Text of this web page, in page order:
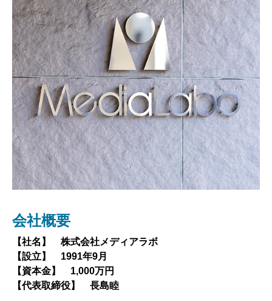
会社概要
【社名】 株式会社メディアラボ
【設立】 1991年9月
【資本金】 1,000万円
【代表取締役】 長島睦
企業理念
「ITを通じて豊かな企業作りに貢献し世代を超える100
年企業を増やす」
企業の99.7%を占め、日本の発展に大きく寄与する中小
社長挨拶
メディアラボは、日本を元気にするという志を持ち、
日々事業や社会貢献活動に取り組んできました。そして
私たちは「ITを通じて世代を超えた100年企業を増や
す」というビジョンを掲げ、常にお客様に寄り添った支
沿革
1991年9月 株式会社メディアラボ 法人設立
2003年5月 九州オフィス開設
2020年6月 九州オフィス閉鎖